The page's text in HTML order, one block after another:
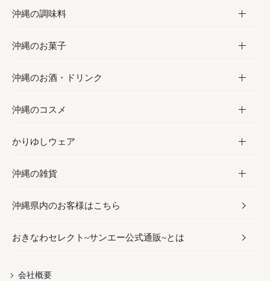
フルーツ・野菜
お肉
海産物
加工食品
缶詰／パウチ
沖縄料理
沖縄そば／乾麺
レトルト食品
乾物／粉類
沖縄の調味料
調味料
砂糖／黒砂糖
塩
お酢／ドレッシング
しょうゆ
みそ
だし／スパイス／島唐辛子
沖縄のお菓子
お菓子
黒糖
ちんすこう
伝統菓子
スナック
おつまみ
紅芋
沖縄のお酒・ドリンク
お酒・ドリンク
泡盛
ビール・チューハイ
ワイン・ウィスキー・カクテル
ドリンク
茶葉
沖縄のコスメ
コスメ
スキンケア
ボディケア
ヘアケア
UVケア
かりゆしウェア
かりゆしウェア
メンズ
レディース
沖縄の雑貨
雑貨
沖縄ファッション
伝統工芸品
沖縄県内のお客様はこちら
おきなわセレクト~サンエー公式通販~とは
会社概要